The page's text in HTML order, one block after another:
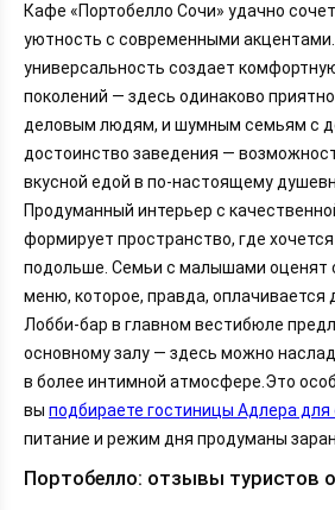
Кафе «Портобелло Сочи» удачно
уютность с современными
универсальность создает
поколений — здесь одинаково
деловым людям, и шумным семьям с
достоинство заведения —
вкусной едой в по-настоящему
Продуманный интерьер с
формирует пространство, где
подольше. Семьи с малышами оценят
меню, которое, правда, оплачивается
Лобби-бар в главном вестибюле
основному залу — здесь можно
в более интимной атмосфере.Это
вы подбираете гостиницы Адлера
питание и режим дня продуманы
Портобелло: отзывы туристов